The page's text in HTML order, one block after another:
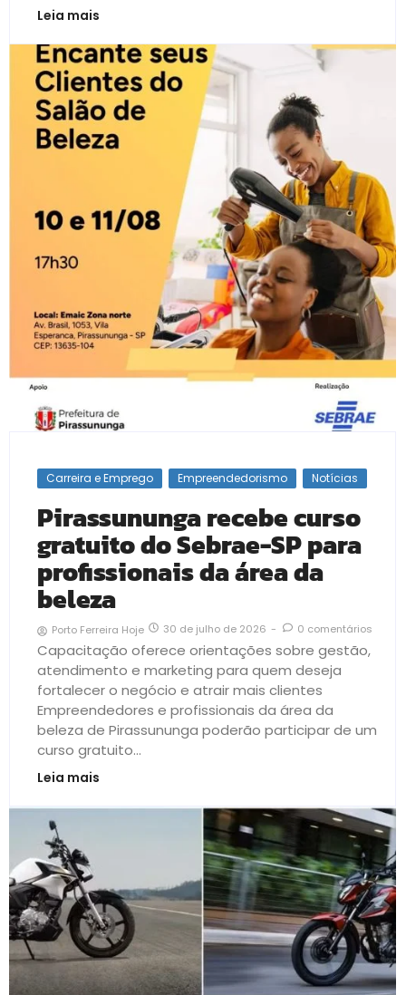
Leia mais
Carreira e Emprego Empreendedorismo Notícias
Pirassununga recebe curso
gratuito do Sebrae-SP para
profissionais da área da
beleza
Porto Ferreira Hoje 30 de julho de 2026 - 0 comentários
Capacitação oferece orientações sobre gestão,
atendimento e marketing para quem deseja
fortalecer o negócio e atrair mais clientes
Empreendedores e profissionais da área da
beleza de Pirassununga poderão participar de um
curso gratuito...
Leia mais